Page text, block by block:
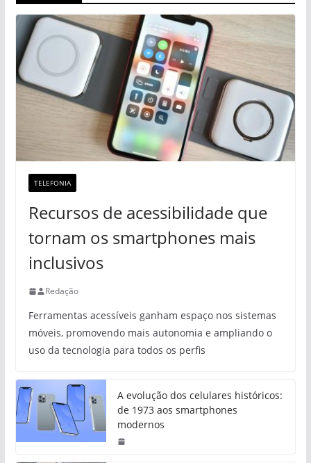
TELEFONIA
Recursos de acessibilidade que
tornam os smartphones mais
inclusivos
Redação
Ferramentas acessíveis ganham espaço nos sistemas
móveis, promovendo mais autonomia e ampliando o
uso da tecnologia para todos os perfis
A evolução dos celulares históricos:
de 1973 aos smartphones
modernos